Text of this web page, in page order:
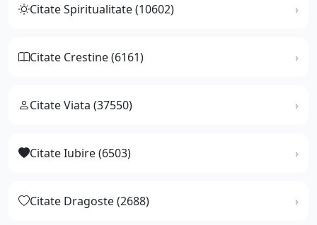
Citate Spiritualitate (10602)
Citate Crestine (6161)
Citate Viata (37550)
Citate Iubire (6503)
Citate Dragoste (2688)